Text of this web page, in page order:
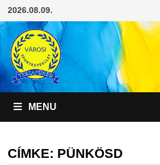
Skip
to
content
2026.08.09.
MENU
CÍMKE: PÜNKÖSD